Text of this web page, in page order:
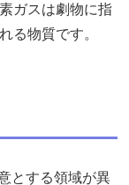
ガスは劇物に指
る物質です。
とする領域が異